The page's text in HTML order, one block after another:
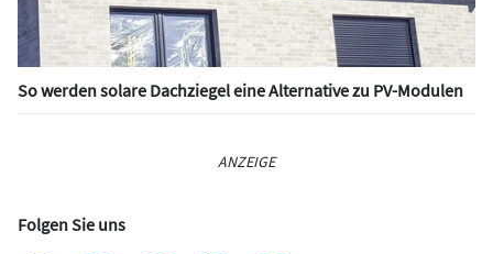
So werden solare Dachziegel eine Alternative zu PV-Modulen
ANZEIGE
Folgen Sie uns